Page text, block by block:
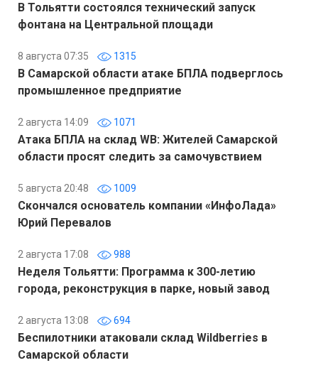
В Тольятти состоялся технический запуск
фонтана на Центральной площади
8 августа 07:35 1315
В Самарской области атаке БПЛА подверглось
промышленное предприятие
2 августа 14:09 1071
Атака БПЛА на склад WB: Жителей Самарской
области просят следить за самочувствием
5 августа 20:48 1009
Скончался основатель компании «ИнфоЛада»
Юрий Перевалов
2 августа 17:08 988
Неделя Тольятти: Программа к 300-летию
города, реконструкция в парке, новый завод
2 августа 13:08 694
Беспилотники атаковали склад Wildberries в
Самарской области